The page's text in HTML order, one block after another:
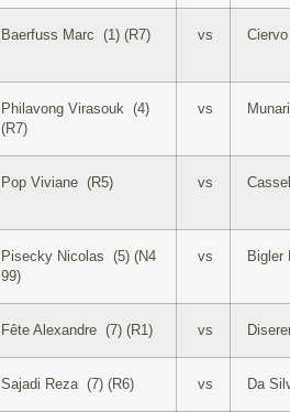
Baerfuss Marc (1) (R7) vs
Philavong Virasouk (4)
(R7)
vs
Pop Viviane (R5) vs
Pisecky Nicolas (5) (N4
99)
vs Bigler
Fête Alexandre (7) (R1) vs
Sajadi Reza (7) (R6) vs Da